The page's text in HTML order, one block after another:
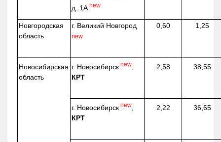
д. 1А new
Новгородская
область
г. Великий Новгород
new
0,60 1,25
Новосибирская
область
г. Новосибирск new
КРТ
2,58 38,55
г. Новосибирск new
КРТ
2,22 36,65